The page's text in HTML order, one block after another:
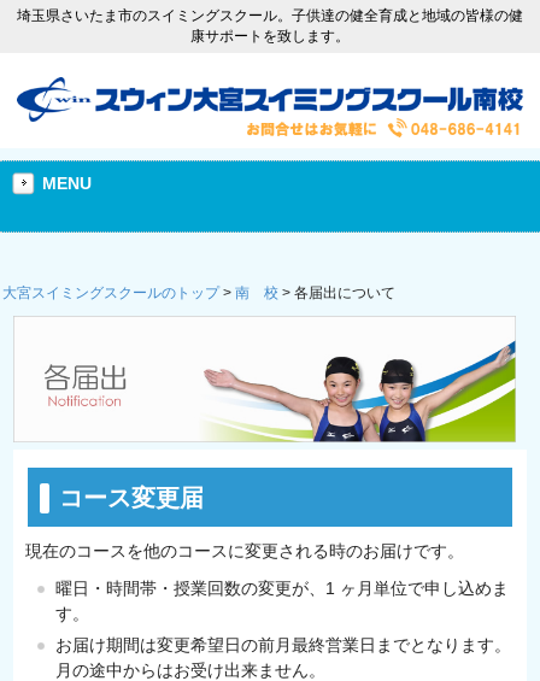
埼玉県さいたま市のスイミングスクール。子供達の健全育成と地域の皆様の健
康サポートを致します。
MENU
大宮スイミングスクールのトップ> 南 校 > 各届出について
コース変更届
現在のコースを他のコースに変更される時のお届けです。
曜日・時間帯・授業回数の変更が、1 ヶ月単位で申し込めま
す。
お届け期間は変更希望日の前月最終営業日までとなります。
月の途中からはお受け出来ません。